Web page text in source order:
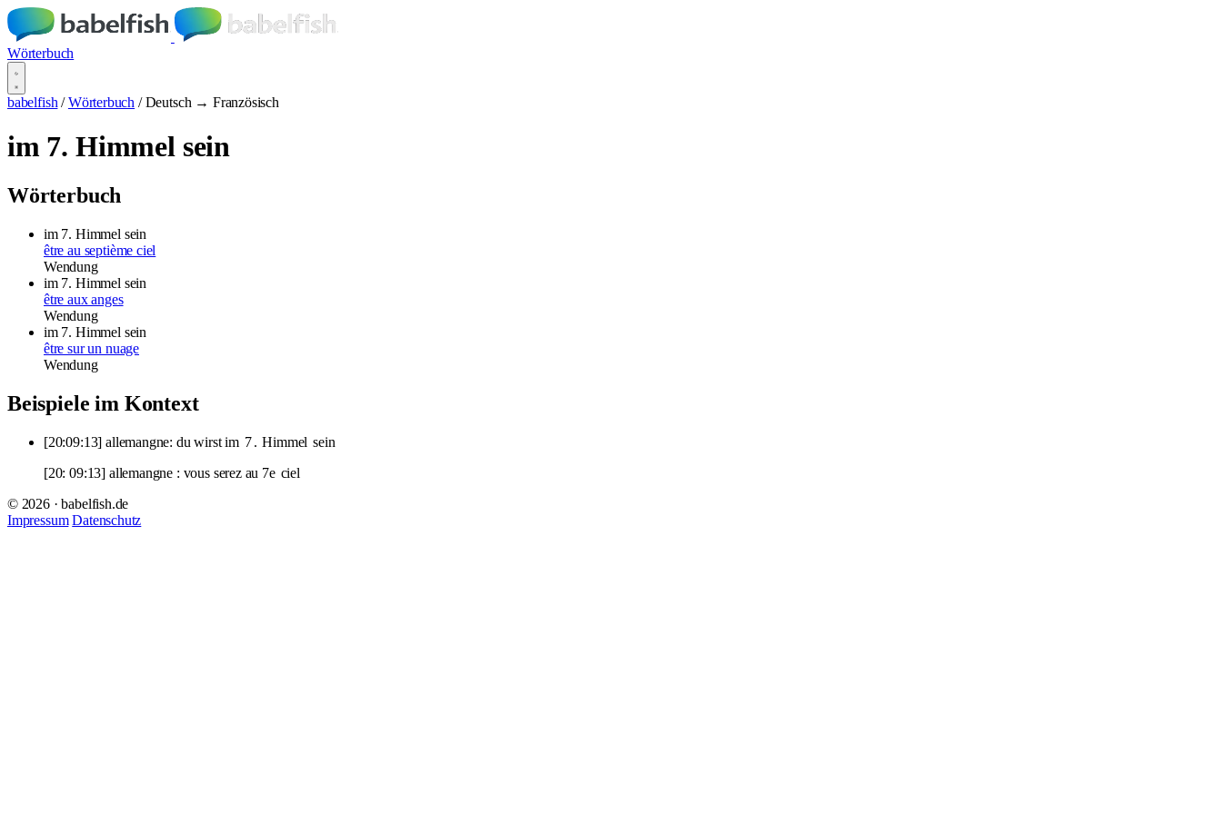
Wörterbuch
babelfish / Wörterbuch / Deutsch → Französisch
im 7. Himmel sein
Wörterbuch
im 7. Himmel sein
être au septième ciel
Wendung
im 7. Himmel sein
être aux anges
Wendung
im 7. Himmel sein
être sur un nuage
Wendung
Beispiele im Kontext
[20:09:13] allemangne: du wirst im 7. Himmel sein
[20: 09:13] allemangne : vous serez au 7e ciel
© 2026 · babelfish.de
Impressum Datenschutz